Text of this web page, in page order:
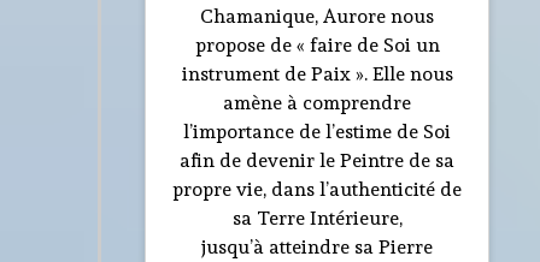
Chamanique, Aurore nous
propose de « faire de Soi un
instrument de Paix ». Elle nous
amène à comprendre
l’importance de l’estime de Soi
afin de devenir le Peintre de sa
propre vie, dans l’authenticité de
sa Terre Intérieure,
jusqu’à atteindre sa Pierre